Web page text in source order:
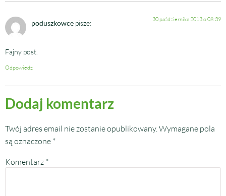
poduszkowce pisze: 30 października 2013 o 08:39
Fajny post.
Odpowiedz
Dodaj komentarz
Twój adres email nie zostanie opublikowany. Wymagane pola
są oznaczone *
Komentarz *